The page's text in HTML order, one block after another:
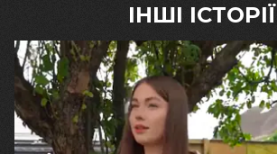
ІНШІ ІСТОРІЇ